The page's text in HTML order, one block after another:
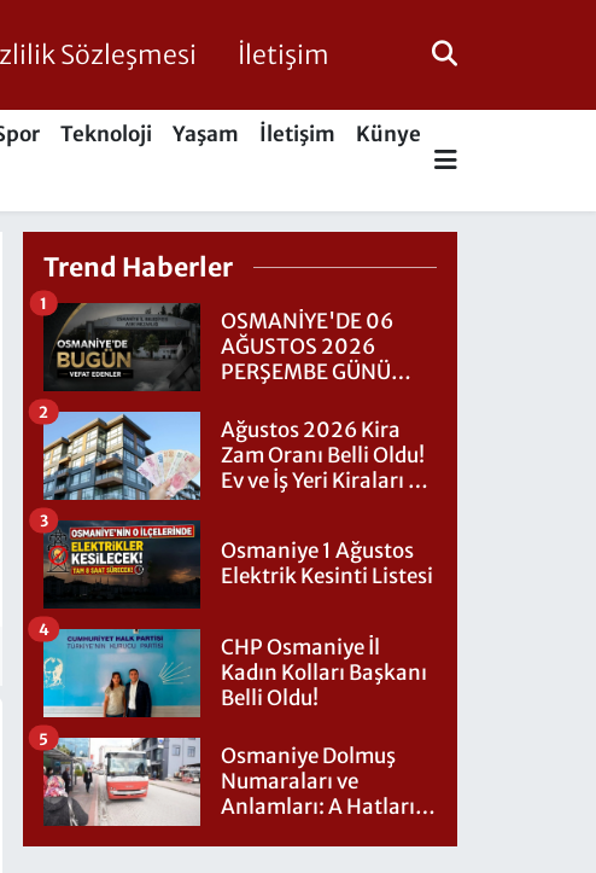
Sözleşmesi İletişim
Teknoloji Yaşam İletişim
Künye
Trend Haberler
OSMANİYE'DE 06
AĞUSTOS 2026
PERŞEMBE GÜNÜ
1
Ağustos 2026 Kira
Zam Oranı Belli Oldu!
Ev ve İş Yeri Kiraları Ne
2
Osmaniye 1 Ağustos
Elektrik Kesinti Listesi
3
CHP Osmaniye İl
Kadın Kolları Başkanı
Belli Oldu!
4
Osmaniye Dolmuş
Numaraları ve
Anlamları: A Hatları
5